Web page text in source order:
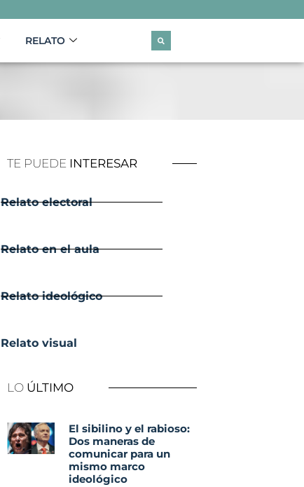
RELATO
TE PUEDE INTERESAR
Relato electoral
Relato en el aula
Relato ideológico
Relato visual
LO ÚLTIMO
El sibilino y el rabioso:
Dos maneras de
comunicar para un
mismo marco
ideológico